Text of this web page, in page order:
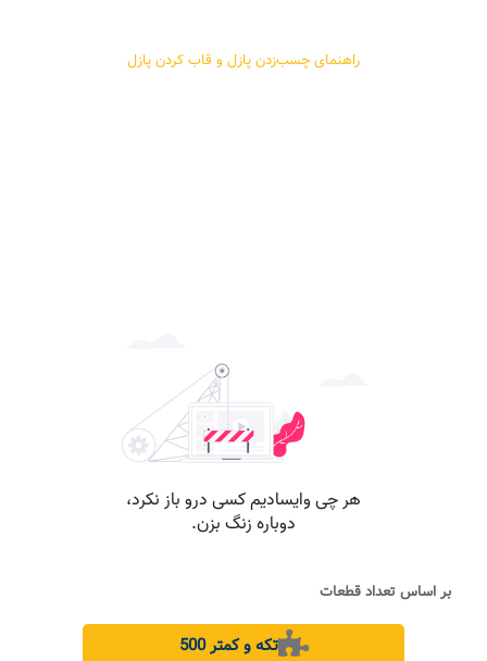
راهنمای چسب‌زدن پازل و قاب کردن پازل
بر اساس تعداد قطعات
500 تکه و کمتر